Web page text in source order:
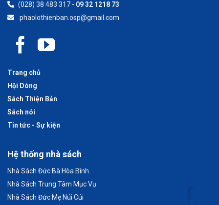
(028) 38 483 317 - 09 32 1218 73
phaolothienban.osp@gmail.com
Trang chủ
Hội Dòng
Sách Thiện Bản
Sách nói
Tin tức - Sự kiện
Hệ thống nhà sách
Nhà Sách Đức Bà Hòa Bình
Nhà Sách Trung Tâm Mục Vụ
Nhà Sách Đức Mẹ Núi Cúi